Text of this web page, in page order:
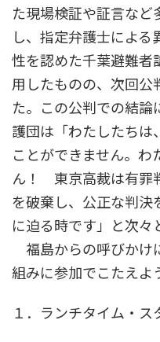
た現場検証や証言など
し、指定弁護士によ
性を認めた千葉避難者
用したものの、次回公
た。この公判での結
護団は「わたしたちは
ことができません。わ
ん！ 東京高裁は有罪
を破棄し、公正な判決
に迫る時です」と次々
福島からの呼びかけ
組みに参加でこたえよ
１．ランチタイム・ス